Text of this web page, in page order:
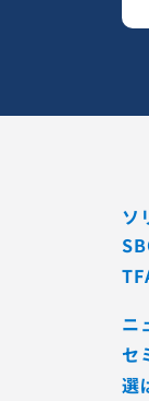
ソ
ニ
セ
選